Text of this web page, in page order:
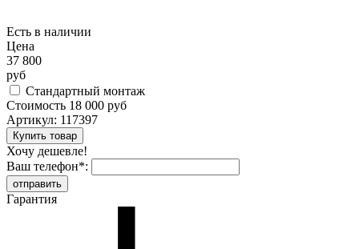
Есть в наличии
Цена
37 800
руб
Стандартный монтаж
Стоимость 18 000 руб
Артикул: 117397
Хочу дешевле!
Ваш телефон*:
Гарантия